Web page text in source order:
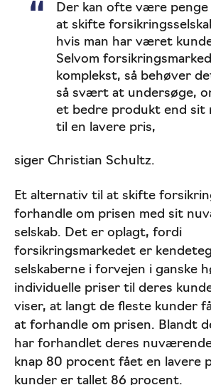
Der kan ofte være penge
at skifte
hvis man har været
Selvom
komplekst, så behøver
så svært at undersøge,
et bedre produkt end sit
til en lavere pris,
siger Christian Schultz.
Et alternativ til at skifte
forhandle om prisen med sit
selskab. Det er oplagt, fordi
forsikringsmarkedet er
selskaberne i forvejen i ganske
individuelle priser til deres
viser, at langt de fleste kunder
at forhandle om prisen. Blandt
har forhandlet deres
knap 80 procent fået en lavere
kunder er tallet 86 procent.